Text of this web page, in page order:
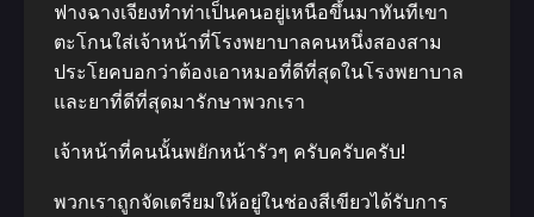
ฟางฉางเจียงทำท่าเป็นคนอยู่เหนือขึ้นมาทันทีเขา
ตะโกนใส่เจ้าหน้าที่โรงพยาบาลคนหนึ่งสองสาม
ประโยคบอกว่าต้องเอาหมอที่ดีที่สุดในโรงพยาบาล
และยาที่ดีที่สุดมารักษาพวกเรา
เจ้าหน้าที่คนนั้นพยักหน้ารัวๆ ครับครับครับ!
พวกเราถูกจัดเตรียมให้อยู่ในช่องสีเขียวได้รับการ